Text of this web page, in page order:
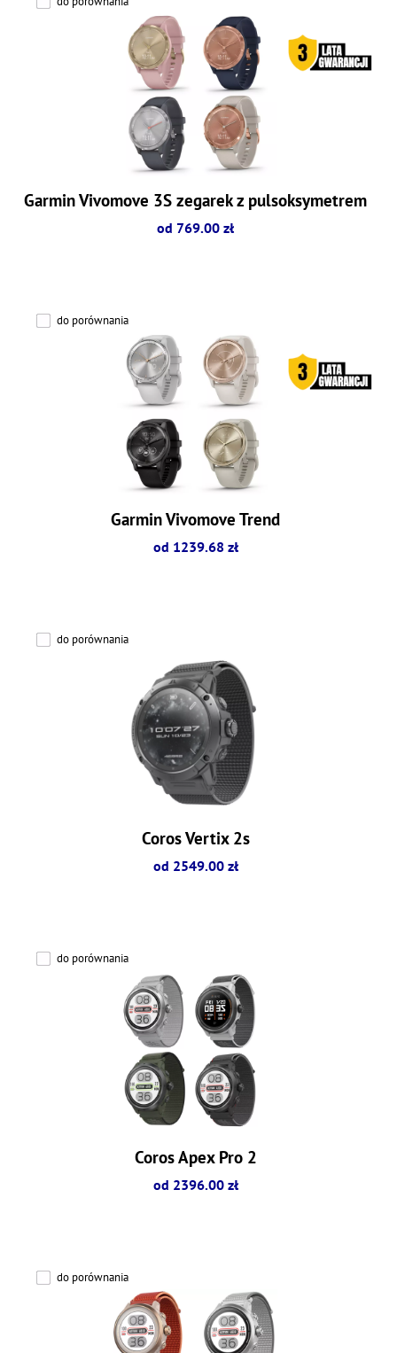
Garmin Vivomove 3S zegarek z pulsoksymetrem
od 769.00 zł
do porównania
Garmin Vivomove Trend
od 1239.68 zł
do porównania
Coros Vertix 2s
od 2549.00 zł
do porównania
Coros Apex Pro 2
od 2396.00 zł
do porównania